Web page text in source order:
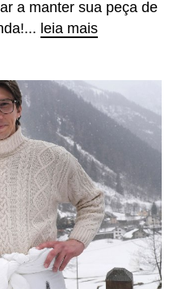
a manter sua peça de
leia mais